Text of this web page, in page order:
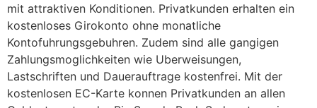
mit attraktiven Konditionen. Privatkunden erhalten ein
kostenloses Girokonto ohne monatliche
Kontofuhrungsgebuhren. Zudem sind alle gangigen
Zahlungsmoglichkeiten wie Uberweisungen,
Lastschriften und Dauerauftrage kostenfrei. Mit der
kostenlosen EC-Karte konnen Privatkunden an allen